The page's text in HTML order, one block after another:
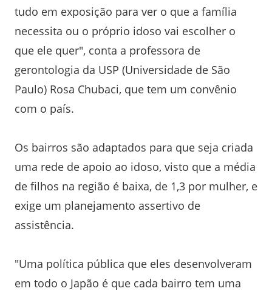
tudo em exposição para ver o que a família
necessita ou o próprio idoso vai escolher o
que ele quer", conta a professora de
gerontologia da USP (Universidade de São
Paulo) Rosa Chubaci, que tem um convênio
com o país.
Os bairros são adaptados para que seja criada
uma rede de apoio ao idoso, visto que a média
de filhos na região é baixa, de 1,3 por mulher, e
exige um planejamento assertivo de
assistência.
"Uma política pública que eles desenvolveram
em todo o Japão é que cada bairro tem uma